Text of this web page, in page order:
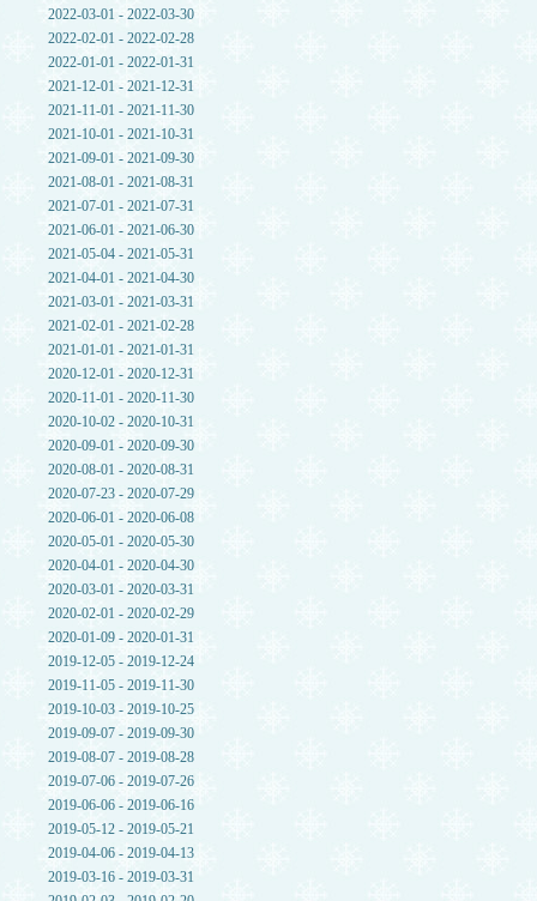
2022-03-01 - 2022-03-30
2022-02-01 - 2022-02-28
2022-01-01 - 2022-01-31
2021-12-01 - 2021-12-31
2021-11-01 - 2021-11-30
2021-10-01 - 2021-10-31
2021-09-01 - 2021-09-30
2021-08-01 - 2021-08-31
2021-07-01 - 2021-07-31
2021-06-01 - 2021-06-30
2021-05-04 - 2021-05-31
2021-04-01 - 2021-04-30
2021-03-01 - 2021-03-31
2021-02-01 - 2021-02-28
2021-01-01 - 2021-01-31
2020-12-01 - 2020-12-31
2020-11-01 - 2020-11-30
2020-10-02 - 2020-10-31
2020-09-01 - 2020-09-30
2020-08-01 - 2020-08-31
2020-07-23 - 2020-07-29
2020-06-01 - 2020-06-08
2020-05-01 - 2020-05-30
2020-04-01 - 2020-04-30
2020-03-01 - 2020-03-31
2020-02-01 - 2020-02-29
2020-01-09 - 2020-01-31
2019-12-05 - 2019-12-24
2019-11-05 - 2019-11-30
2019-10-03 - 2019-10-25
2019-09-07 - 2019-09-30
2019-08-07 - 2019-08-28
2019-07-06 - 2019-07-26
2019-06-06 - 2019-06-16
2019-05-12 - 2019-05-21
2019-04-06 - 2019-04-13
2019-03-16 - 2019-03-31